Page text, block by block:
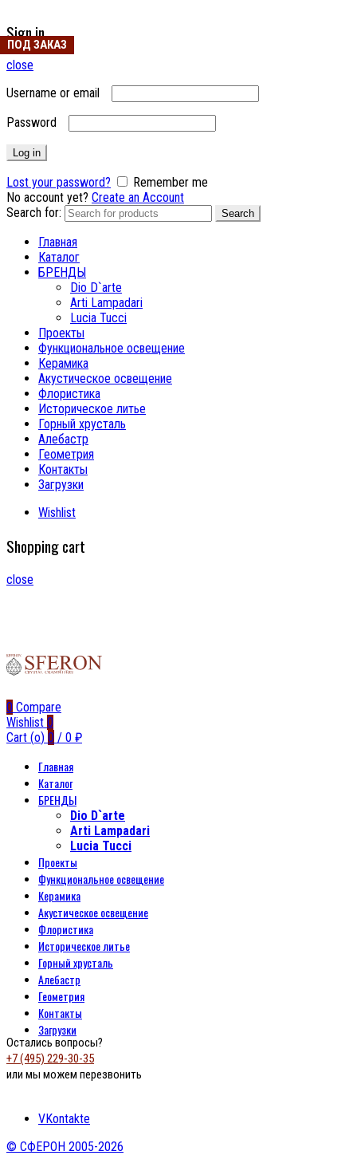
Sign in
close
Username or email
Password
Log in
Lost your password?
Remember me
No account yet? Create an Account
Search for:
Search
Главная
Каталог
БРЕНДЫ
Dio D`arte
Arti Lampadari
Lucia Tucci
Проекты
Функциональное освещение
Керамика
Акустическое освещение
Флористика
Историческое литье
Горный хрусталь
Алебастр
Геометрия
Контакты
Загрузки
Wishlist
Shopping cart
close
0 Compare
Wishlist 0
Cart (o) 0 / 0 ₽
Главная
Каталог
БРЕНДЫ
Dio D`arte
Arti Lampadari
Lucia Tucci
Проекты
Функциональное освещение
Керамика
Акустическое освещение
Флористика
Историческое литье
Горный хрусталь
Алебастр
Геометрия
Контакты
Загрузки
Остались вопросы?
+7 (495) 229-30-35
или мы можем перезвонить
VKontakte
© СФЕРОН 2005-2026
ПОД ЗАКАЗ
ПОД ЗАКАЗ